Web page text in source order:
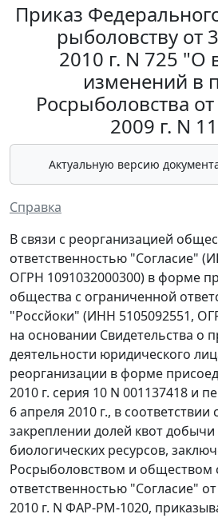
Приказ
рыболовству от
2010 г. N 725 "О
изменений в
Росрыболовства
2009 г. N
Актуальную версию
Справка
В связи с реорганизацией
ответственностью "Согласие"
ОГРН 1091032000300) в форме
общества с ограниченной
"Россйоки" (ИНН 5105092551,
на основании Свидетельства о
деятельности юридического
реорганизации в форме
2010 г. серия 10 N 001137418 и
6 апреля 2010 г., в
закреплении долей квот
биологических ресурсов,
Росрыболовством и обществом
ответственностью "Согласие" от
2010 г. N ФАР-РМ-1020,